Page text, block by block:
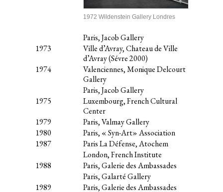
1972 Wildenstein Gallery Londres
Paris, Jacob Gallery
1973
Ville d’Avray, Chateau de Ville
d’Avray (Sévre 2000)
1974
Valenciennes, Monique Delcourt
Gallery
Paris, Jacob Gallery
1975
Luxembourg, French Cultural
Center
1979
Paris, Valmay Gallery
1980
Paris, « Syn-Art» Association
1987
Paris La Défense, Atochem
London, French Institute
1988
Paris, Galerie des Ambassades
Paris, Galarté Gallery
1989
Paris, Galerie des Ambassades